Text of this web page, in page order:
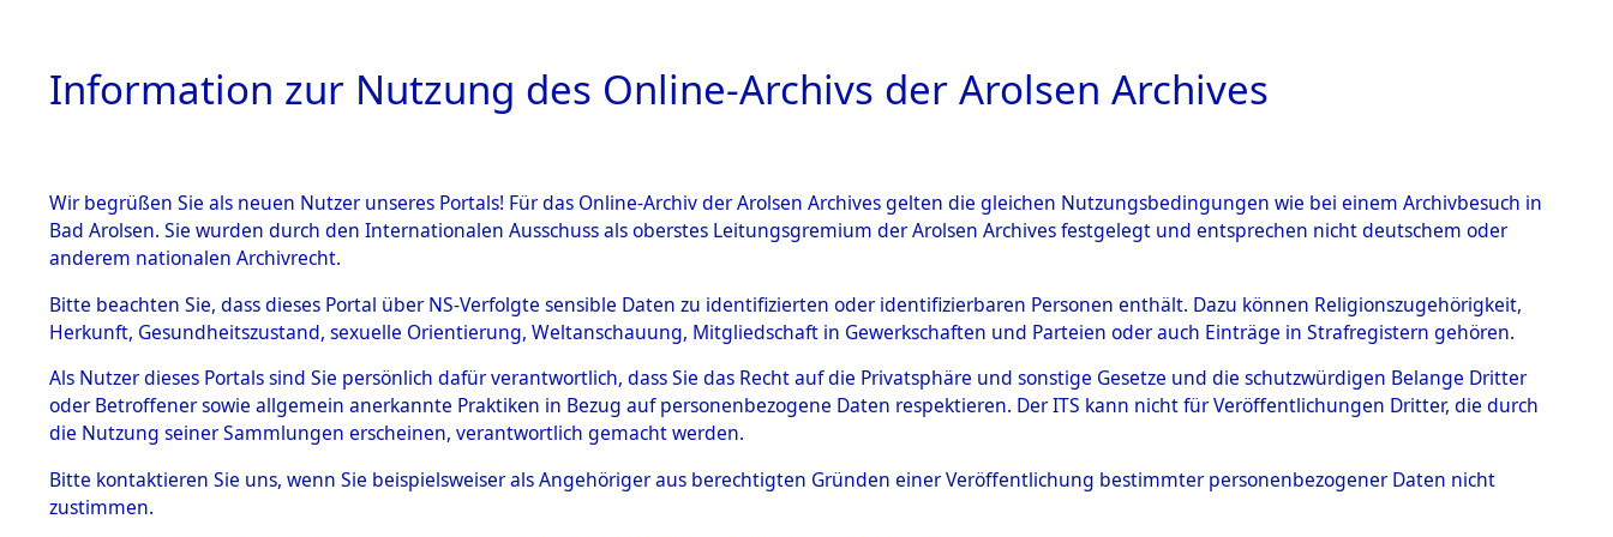
HOME BESTANDSBESCHREIBUNG ARCHIVALE ÜBERSICHT BILD
BESTÄNDE
Inhaftierungsdoku
mente
5. Verschiedenes
Todesmärsche
5.3.1 Alliierte
Aktion "Kreisauswertung" ("Kreis Clearance Action").→0002
(84612232)→0352 (84612333)
0352 (84612333)
Information zur Nutzung des Online-Archivs der Arolsen Archives
Wir begrüßen Sie als neuen Nutzer unseres Portals! Für das Online-Archiv der Arolsen Archives gelten die gleichen Nutzungsbedingungen wie bei einem Archivbesuch in
Bad Arolsen. Sie wurden durch den Internationalen Ausschuss als oberstes Leitungsgremium der Arolsen Archives festgelegt und entsprechen nicht deutschem oder
anderem nationalen Archivrecht.
Bitte beachten Sie, dass dieses Portal über NS-Verfolgte sensible Daten zu identifizierten oder identifizierbaren Personen enthält. Dazu können Religionszugehörigkeit,
Herkunft, Gesundheitszustand, sexuelle Orientierung, Weltanschauung, Mitgliedschaft in Gewerkschaften und Parteien oder auch Einträge in Strafregistern gehören.
Als Nutzer dieses Portals sind Sie persönlich dafür verantwortlich, dass Sie das Recht auf die Privatsphäre und sonstige Gesetze und die schutzwürdigen Belange Dritter
oder Betroffener sowie allgemein anerkannte Praktiken in Bezug auf personenbezogene Daten respektieren. Der ITS kann nicht für Veröffentlichungen Dritter, die durch
die Nutzung seiner Sammlungen erscheinen, verantwortlich gemacht werden.
Bitte kontaktieren Sie uns, wenn Sie beispielsweiser als Angehöriger aus berechtigten Gründen einer Veröffentlichung bestimmter personenbezogener Daten nicht
zustimmen.